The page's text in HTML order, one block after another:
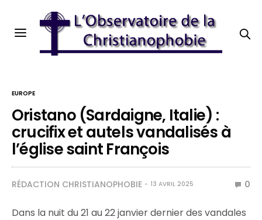
EUROPE
Oristano (Sardaigne, Italie) :
crucifix et autels vandalisés à
l’église saint François
RÉDACTION CHRISTIANOPHOBIE 13 AVRIL 2025 0
Dans la nuit du 21 au 22 janvier dernier des vandales